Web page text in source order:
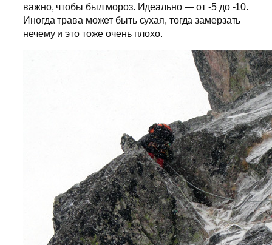
важно, чтобы был мороз. Идеально — от -5 до -10.
Иногда трава может быть сухая, тогда замерзать
нечему и это тоже очень плохо.